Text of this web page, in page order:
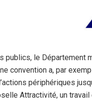
publics, le
convention a, par
périphériques
Attractivité, un